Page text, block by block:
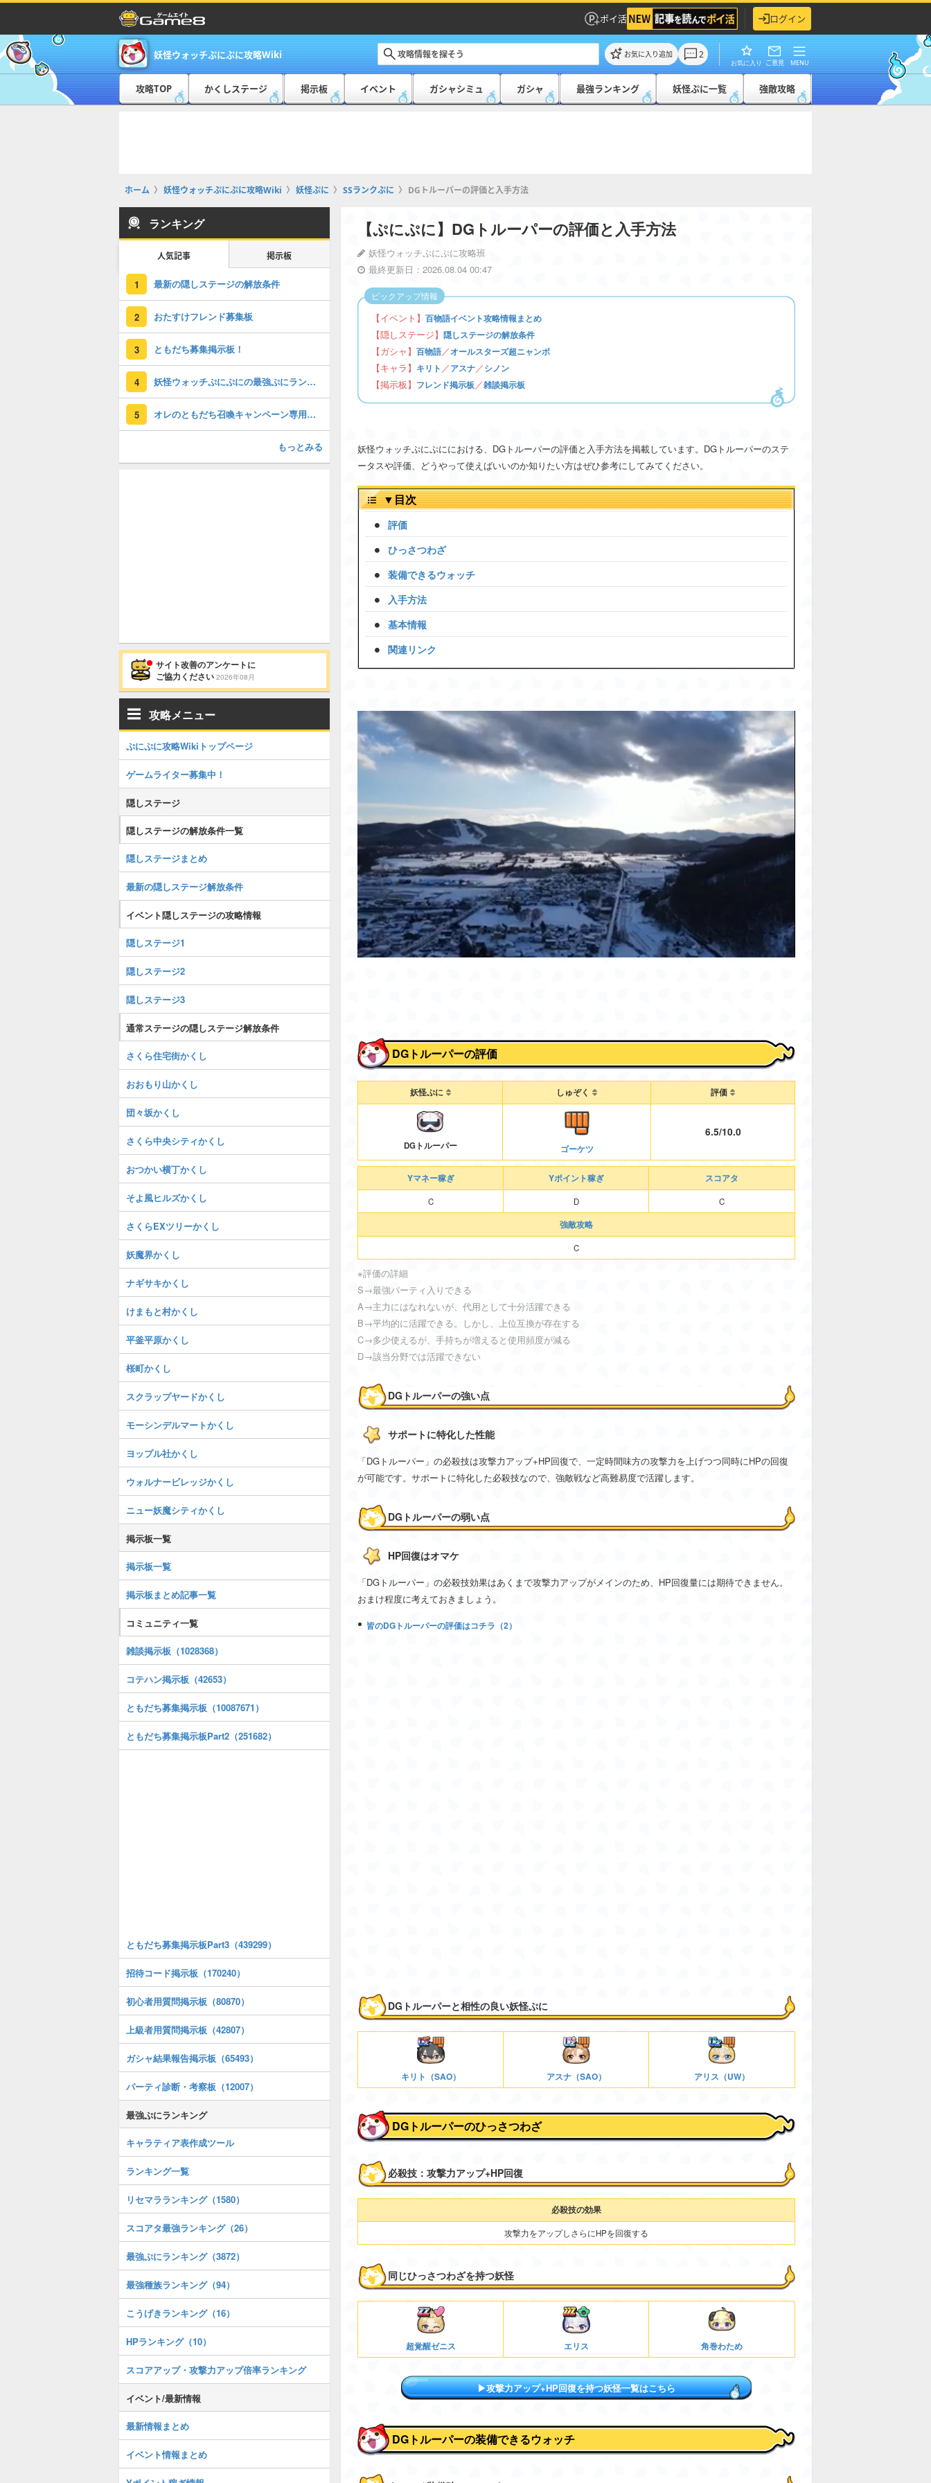
ポイ活 ログイン
妖怪ウォッチぷにぷに攻略Wiki お気に入り追加 2
お気に入り ご意見 MENU
攻略TOP かくしステージ 掲示板 イベント ガシャシミュ ガシャ 最強ランキング 妖怪ぷに一覧 強敵攻略
ホーム 妖怪ウォッチぷにぷに攻略Wiki 妖怪ぷに SSランクぷに DGトルーパーの評価と入手方法
【ぷにぷに】DGトルーパーの評価と入手方法
妖怪ウォッチぷにぷに攻略班
最終更新日：2026.08.04 00:47
【イベント】 百物語イベント攻略情報まとめ
【隠しステージ】 隠しステージの解放条件
【ガシャ】 百物語／オールスターズ超ニャンボ
【キャラ】 キリト ／アスナ／シノン
【掲示板】 フレンド掲示板／雑談掲示板
ピックアップ情報
妖怪ウォッチぷにぷににおける、DGトルーパーの評価と入手方法を掲載しています。DGトルーパーのステ
ータスや評価、どうやって使えばいいのか知りたい方はぜひ参考にしてみてください。
▼目次
評価
ひっさつわざ
装備できるウォッチ
入手方法
基本情報
関連リンク
DGトルーパーの評価
妖怪ぷに しゅぞく 評価
DGトルーパー ゴーケツ
6.5/10.0
Yマネー稼ぎ Yポイント稼ぎ スコアタ
C D C
強敵攻略
C
※評価の詳細
S→最強パーティ入りできる
A→主力にはなれないが、代用として十分活躍できる
B→平均的に活躍できる。しかし、上位互換が存在する
C→多少使えるが、手持ちが増えると使用頻度が減る
D→該当分野では活躍できない
DGトルーパーの強い点
サポートに特化した性能
「DGトルーパー」の必殺技は攻撃力アップ+HP回復で、一定時間味方の攻撃力を上げつつ同時にHPの回復
が可能です。サポートに特化した必殺技なので、強敵戦など高難易度で活躍します。
DGトルーパーの弱い点
HP回復はオマケ
「DGトルーパー」の必殺技効果はあくまで攻撃力アップがメインのため、HP回復量には期待できません。
おまけ程度に考えておきましょう。
皆のDGトルーパーの評価はコチラ（2）
DGトルーパーと相性の良い妖怪ぷに
キリト（SAO） アスナ（SAO） アリス（UW）
DGトルーパーのひっさつわざ
必殺技：攻撃力アップ+HP回復
必殺技の効果
攻撃力をアップしさらにHPを回復する
同じひっさつわざを持つ妖怪
超覚醒ゼニス エリス 角巻わため
▶攻撃力アップ+HP回復を持つ妖怪一覧はこちら
DGトルーパーの装備できるウォッチ
ランキング
人気記事 掲示板
1 最新の隠しステージの解放条件
2 おたすけフレンド募集板
3 ともだち募集掲示板！
4 妖怪ウォッチぷにぷにの最強ぷにランキング！
5 オレのともだち召喚キャンペーン専用掲示板
もっとみる
サイト改善のアンケートに
ご協力ください 2026年08月
攻略メニュー
ぷにぷに攻略Wikiトップページ
ゲームライター募集中！
隠しステージ
隠しステージの解放条件一覧
隠しステージまとめ
最新の隠しステージ解放条件
イベント隠しステージの攻略情報
隠しステージ1
隠しステージ2
隠しステージ3
通常ステージの隠しステージ解放条件
さくら住宅街かくし
おおもり山かくし
団々坂かくし
さくら中央シティかくし
おつかい横丁かくし
そよ風ヒルズかくし
さくらEXツリーかくし
妖魔界かくし
ナギサキかくし
けまもと村かくし
平釜平原かくし
桜町かくし
スクラップヤードかくし
モーシンデルマートかくし
ヨップル社かくし
ウォルナービレッジかくし
ニュー妖魔シティかくし
掲示板一覧
掲示板一覧
掲示板まとめ記事一覧
コミュニティ一覧
雑談掲示板（1028368）
コテハン掲示板（42653）
ともだち募集掲示板（10087671）
ともだち募集掲示板Part2（251682）
ともだち募集掲示板Part3（439299）
招待コード掲示板（170240）
初心者用質問掲示板（80870）
上級者用質問掲示板（42807）
ガシャ結果報告掲示板（65493）
パーティ診断・考察板（12007）
最強ぷにランキング
キャラティア表作成ツール
ランキング一覧
リセマラランキング（1580）
スコアタ最強ランキング（26）
最強ぷにランキング（3872）
最強種族ランキング（94）
こうげきランキング（16）
HPランキング（10）
スコアアップ・攻撃力アップ倍率ランキング
イベント/最新情報
最新情報まとめ
イベント情報まとめ